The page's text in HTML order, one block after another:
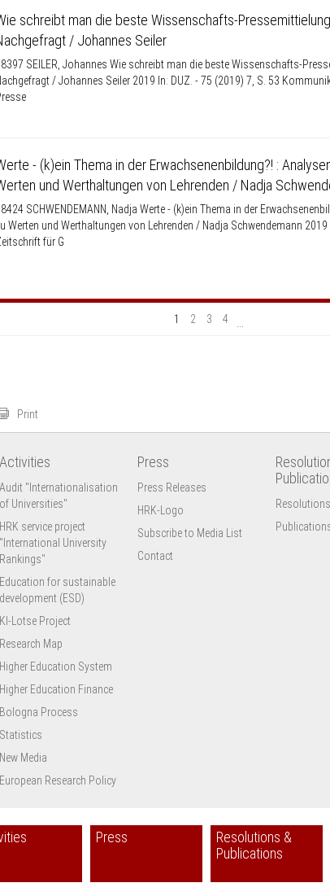
schreibt man die beste Wissenschafts-
/ Johannes Seiler
SEILER, Johannes Wie schreibt man die beste Wissenschafts-
/ Johannes Seiler 2019 In: DUZ. - 75 (2019) 7, S. 53
- (k)ein Thema in der Erwachsenenbildung?! :
und Werthaltungen von Lehrenden / Nadja
SCHWENDEMANN, Nadja Werte - (k)ein Thema in der
Werten und Werthaltungen von Lehrenden / Nadja Schwendemann 2019
für G
1 2 3 4
Print
Activities
Audit "Internationalisation
of Universities"
HRK service project
"International University
Rankings"
Education for sustainable
development (ESD)
KI-Lotse Project
Research Map
Higher Education System
Higher Education Finance
Bologna Process
Statistics
New Media
European Research Policy
Press
Press Releases
HRK-Logo
Subscribe to Media List
Contact
Resolutions
Press
Resolutions &
Publications